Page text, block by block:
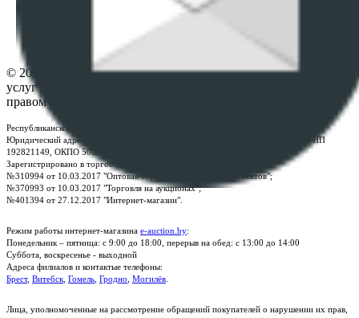
Настройки cookie-файлов
© 2026 Республиканское унитарное предприятие по оказанию
услуг "БелЮрОбеспечение" - Все права защищены авторским
правом
Республиканское унитарное предприятие по оказанию услуг "БелЮрОбеспечение"
Юридический адрес: г. Минск, пр-т. Дзержинского, 1Б, e-mail:
, УНП
192821149, ОКПО 500111895000
Зарегистрировано в торговом реестре Республики Беларусь:
№310994 от 10.03.2017 "Оптовая торговля без торговых объектов";
№370993 от 10.03.2017 "Торговля на аукционах";
№401394 от 27.12.2017 "Интернет-магазин".
Режим работы интернет-магазина e-auction.by:
Понедельник – пятница: с 9:00 до 18:00, перерыв на обед: с 13:00 до 14:00
Суббота, воскресенье - выходной
Адреса филиалов и контактые телефоны:
Брест, Витебск Гомель Гродно Могилёв
Лица, уполномоченные на рассмотрение обращений покупателей о нарушении их прав,